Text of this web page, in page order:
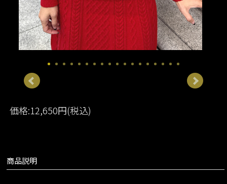
価格:12,650円(税込)
商品説明